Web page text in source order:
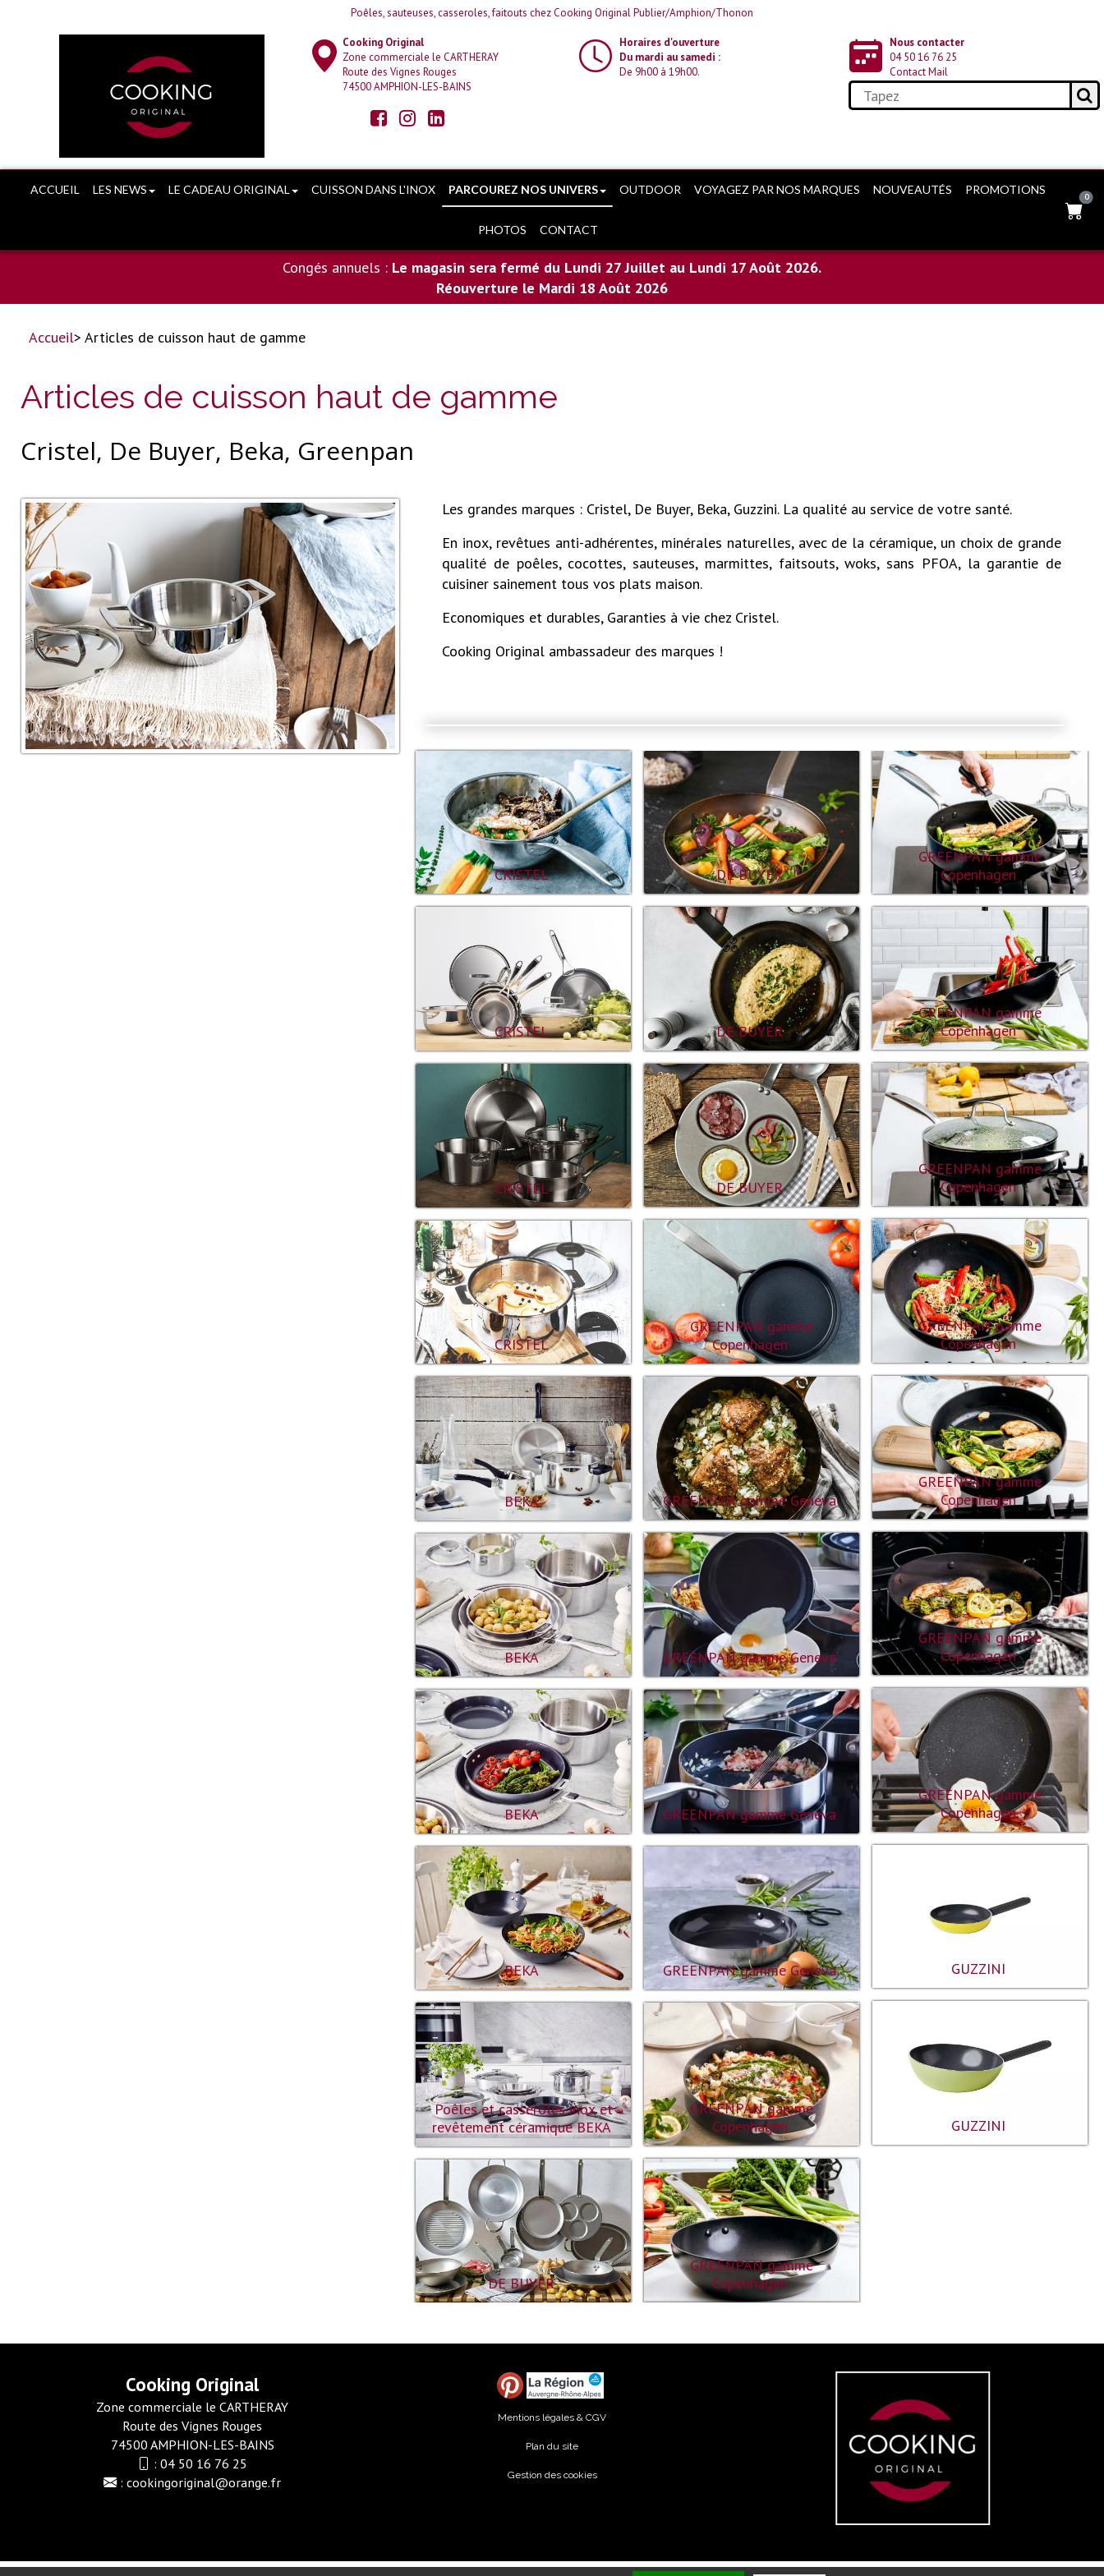
Poêles, sauteuses, casseroles, faitouts chez Cooking Original Publier/Amphion/Thonon
Cooking Original
Zone commerciale le CARTHERAY
Route des Vignes Rouges
74500 AMPHION-LES-BAINS
Horaires d'ouverture
Du mardi au samedi :
De 9h00 à 19h00.
Nous contacter
04 50 16 76 25
Contact Mail
ACCUEIL LES NEWS LE CADEAU ORIGINAL CUISSON DANS L'INOX PARCOUREZ NOS UNIVERS OUTDOOR VOYAGEZ PAR NOS MARQUES NOUVEAUTÉS PROMOTIONS
PHOTOS CONTACT
0
Congés annuels : Le magasin sera fermé du Lundi 27 Juillet au Lundi 17 Août 2026.
Réouverture le Mardi 18 Août 2026
Accueil> Articles de cuisson haut de gamme
Articles de cuisson haut de gamme
Cristel, De Buyer, Beka, Greenpan
Les grandes marques : Cristel, De Buyer, Beka, Guzzini. La qualité au service de votre santé.
En inox, revêtues anti-adhérentes, minérales naturelles, avec de la céramique, un choix de grande
qualité de poêles, cocottes, sauteuses, marmittes, faitsouts, woks, sans PFOA, la garantie de
cuisiner sainement tous vos plats maison.
Economiques et durables, Garanties à vie chez Cristel.
Cooking Original ambassadeur des marques !
CRISTEL
CRISTEL
CRISTEL
CRISTEL
BEKA
BEKA
BEKA
BEKA
Poêles et casseroles inox et
revêtement céramique BEKA
DE BUYER
DE BUYER
DE BUYER
DE BUYER
GREENPAN gamme
Copenhagen
GREENPAN gamme Geneva
GREENPAN gamme Geneva
GREENPAN gamme Geneva
GREENPAN gamme Geneva
GREENPAN gamme
Copenhagen
GREENPAN gamme
Copenhagen
GREENPAN gamme
Copenhagen
GREENPAN gamme
Copenhagen
GREENPAN gamme
Copenhagen
GREENPAN gamme
Copenhagen
GREENPAN gamme
Copenhagen
GREENPAN gamme
Copenhagen
GREENPAN gamme
Copenhagen
GUZZINI
GUZZINI
Cooking Original
Zone commerciale le CARTHERAY
Route des Vignes Rouges
74500 AMPHION-LES-BAINS
: 04 50 16 76 25
: cookingoriginal@orange.fr
Mentions légales & CGV
Plan du site
Gestion des cookies